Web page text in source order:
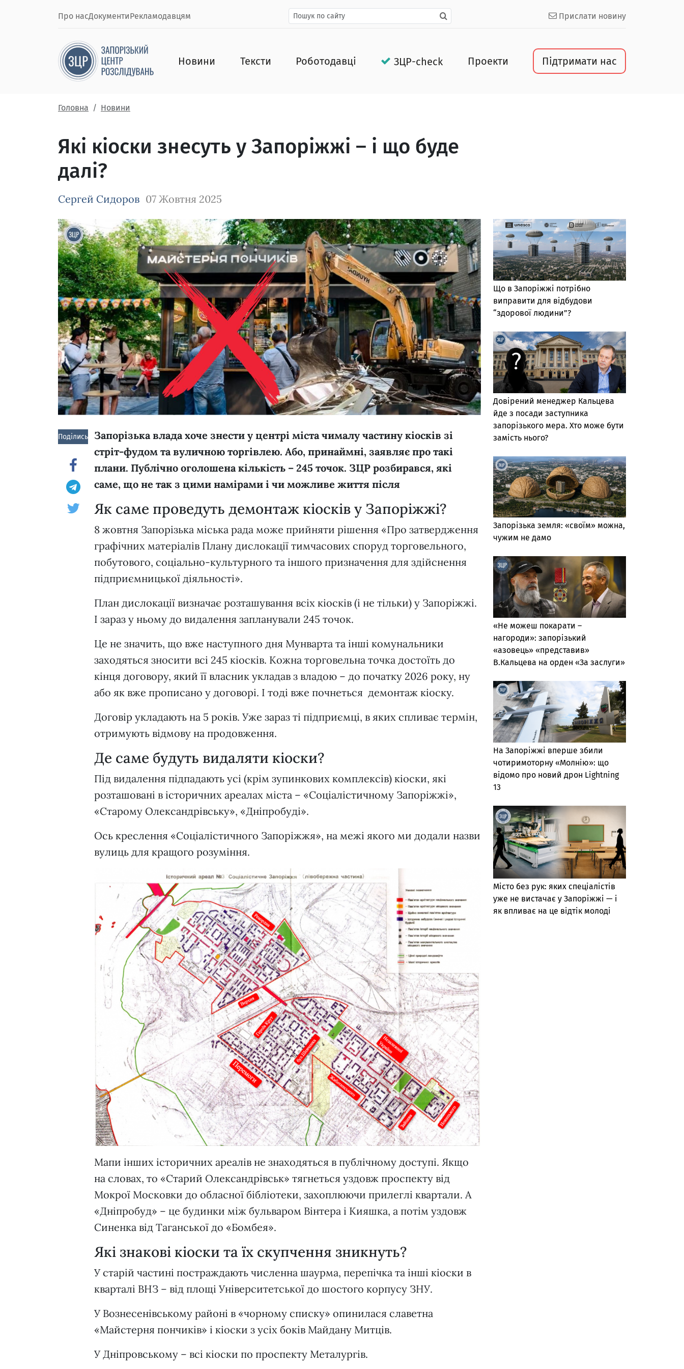
Про насДокументиРекламодавцям Прислати новину
Новини Тексти Роботодавці ЗЦР-check Проекти Підтримати нас
Головна Новини
Які кіоски знесуть у Запоріжжі – і що буде
далі?
Сергей Сидоров 07 Жовтня 2025
Зображення завантажується
Поділись!
Запорізька влада хоче знести у центрі міста чималу частину кіосків зі
стріт-фудом та вуличною торгівлею. Або, принаймні, заявляє про такі
плани. Публічно оголошена кількість – 245 точок. ЗЦР розбирався, які
саме, що не так з цими намірами і чи можливе життя після
Як саме проведуть демонтаж кіосків у Запоріжжі?
8 жовтня Запорізька міська рада може прийняти рішення «Про затвердження
графічних матеріалів Плану дислокації тимчасових споруд торговельного,
побутового, соціально-культурного та іншого призначення для здійснення
підприємницької діяльності».
План дислокації визначає розташування всіх кіосків (і не тільки) у Запоріжжі.
І зараз у ньому до видалення запланували 245 точок.
Це не значить, що вже наступного дня Мунварта та інші комунальники
заходяться зносити всі 245 кіосків. Кожна торговельна точка достоїть до
кінця договору, який її власник укладав з владою – до початку 2026 року, ну
або як вже прописано у договорі. І тоді вже почнеться демонтаж кіоску.
Договір укладають на 5 років. Уже зараз ті підприємці, в яких спливає термін,
отримують відмову на продовження.
Де саме будуть видаляти кіоски?
Під видалення підпадають усі (крім зупинкових комплексів) кіоски, які
розташовані в історичних ареалах міста – «Соціалістичному Запоріжжі»,
«Старому Олександрівську», «Дніпробуді».
Ось креслення «Соціалістичного Запоріжжя», на межі якого ми додали назви
вулиць для кращого розуміння.
Мапи інших історичних ареалів не знаходяться в публічному доступі. Якщо
на словах, то «Старий Олександрівськ» тягнеться уздовж проспекту від
Мокрої Московки до обласної бібліотеки, захоплюючи прилеглі квартали. А
«Дніпробуд» – це будинки між бульваром Вінтера і Кияшка, а потім уздовж
Синенка від Таганської до «Бомбея».
Які знакові кіоски та їх скупчення зникнуть?
У старій частині постраждають численна шаурма, перепічка та інші кіоски в
кварталі ВНЗ – від площі Університетської до шостого корпусу ЗНУ.
У Вознесенівському районі в «чорному списку» опинилася славетна
«Майстерня пончиків» і кіоски з усіх боків Майдану Митців.
У Дніпровському – всі кіоски по проспекту Металургів.
Що в Запоріжжі потрібно
виправити для відбудови
“здорової людини”?
Довірений менеджер Кальцева
йде з посади заступника
запорізького мера. Хто може бути
замість нього?
Запорізька земля: «своїм» можна,
чужим не дамо
«Не можеш покарати –
нагороди»: запорізький
«азовець» «представив»
В.Кальцева на орден «За заслуги»
На Запоріжжі вперше збили
чотиримоторну «Молнію»: що
відомо про новий дрон Lightning
13
Місто без рук: яких спеціалістів
уже не вистачає у Запоріжжі — і
як впливає на це відтік молоді